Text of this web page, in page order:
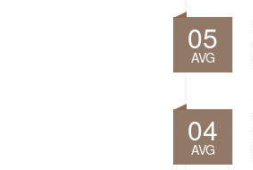
05
AVG
04
AVG